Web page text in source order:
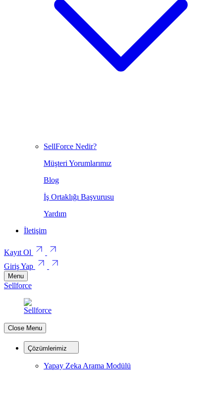
SellForce Nedir?
Müşteri Yorumlarımız
Blog
İş Ortaklığı Başvurusu
Yardım
İletişim
Kayıt Ol
Giriş Yap
Menu
Sellforce
Close Menu
Çözümlerimiz
Yapay Zeka Arama Modülü